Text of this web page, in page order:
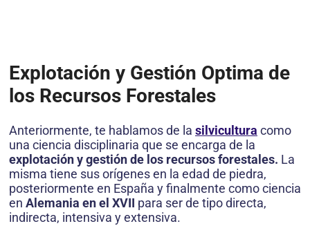
Explotación y Gestión Optima de
los Recursos Forestales
Anteriormente, te hablamos de la silvicultura como
una ciencia disciplinaria que se encarga de la
explotación y gestión de los recursos forestales. La
misma tiene sus orígenes en la edad de piedra,
posteriormente en España y finalmente como ciencia
en Alemania en el XVII para ser de tipo directa,
indirecta, intensiva y extensiva.